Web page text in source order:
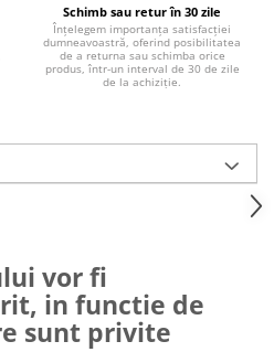
Schimb sau retur în 30 zile
Înțelegem importanța satisfacției
dumneavoastră, oferind posibilitatea
de a returna sau schimba orice
produs, într-un interval de 30 de zile
de la achiziție.
vor fi
in functie de
sunt privite